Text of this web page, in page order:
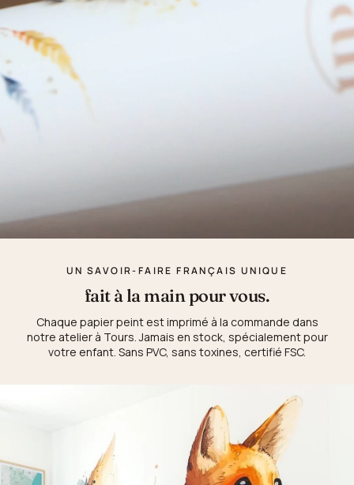
UN SAVOIR-FAIRE FRANÇAIS UNIQUE
fait à la main pour vous.
Chaque papier peint est imprimé à la commande dans
notre atelier à Tours. Jamais en stock, spécialement pour
votre enfant. Sans PVC, sans toxines, certifié FSC.